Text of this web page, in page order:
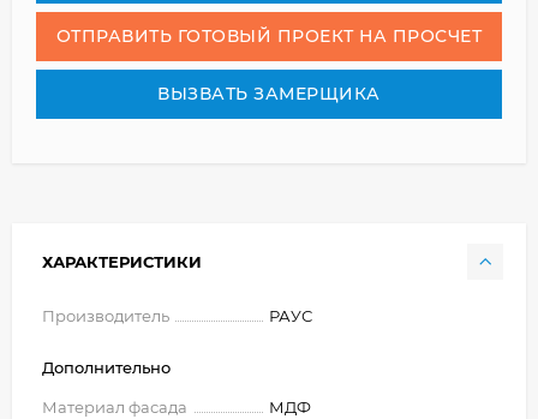
ОТПРАВИТЬ ГОТОВЫЙ ПРОЕКТ НА ПРОСЧЕТ
ВЫЗВАТЬ ЗАМЕРЩИКА
ХАРАКТЕРИСТИКИ
Производитель РАУС
Дополнительно
Материал фасада
МДФ